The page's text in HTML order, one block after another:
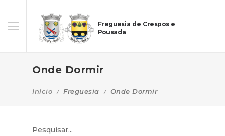
Freguesia de Crespos e
Pousada
Onde Dormir
Início Freguesia Onde Dormir